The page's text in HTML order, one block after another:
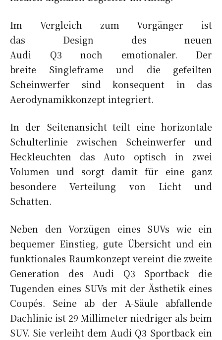
Im Vergleich zum Vorgänger ist
das Design des neuen
Audi Q3 noch emotionaler. Der
breite Singleframe und die gefeilten
Scheinwerfer sind konsequent in das
Aerodynamikkonzept integriert.
In der Seitenansicht teilt eine horizontale
Schulterlinie zwischen Scheinwerfer und
Heckleuchten das Auto optisch in zwei
Volumen und sorgt damit für eine ganz
besondere Verteilung von Licht und
Schatten.
Neben den Vorzügen eines SUVs wie ein
bequemer Einstieg, gute Übersicht und ein
funktionales Raumkonzept vereint die zweite
Generation des Audi Q3 Sportback die
Tugenden eines SUVs mit der Ästhetik eines
Coupés. Seine ab der A-Säule abfallende
Dachlinie ist 29 Millimeter niedriger als beim
SUV. Sie verleiht dem Audi Q3 Sportback ein